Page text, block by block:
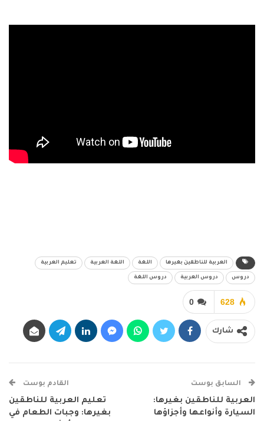
العربية للناطقين بغيرها اللغة اللغة العربية تعليم العربية
دروس دروس العربية دروس اللغة
0 628
شارك
السابق بوست
العربية للناطقين بغيرها:
السيارة وأنواعها وأجزاؤها
القادم بوست
تعليم العربية للناطقين
بغيرها: وجبات الطعام في